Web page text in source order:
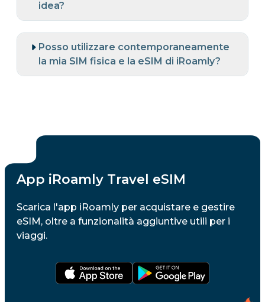
idea?
Posso utilizzare contemporaneamente
la mia SIM fisica e la eSIM di iRoamly?
App iRoamly Travel eSIM
Scarica l'app iRoamly per acquistare e gestire
eSIM, oltre a funzionalità aggiuntive utili per i
viaggi.